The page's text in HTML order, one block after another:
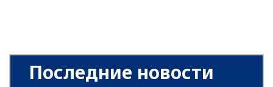
Последние новости